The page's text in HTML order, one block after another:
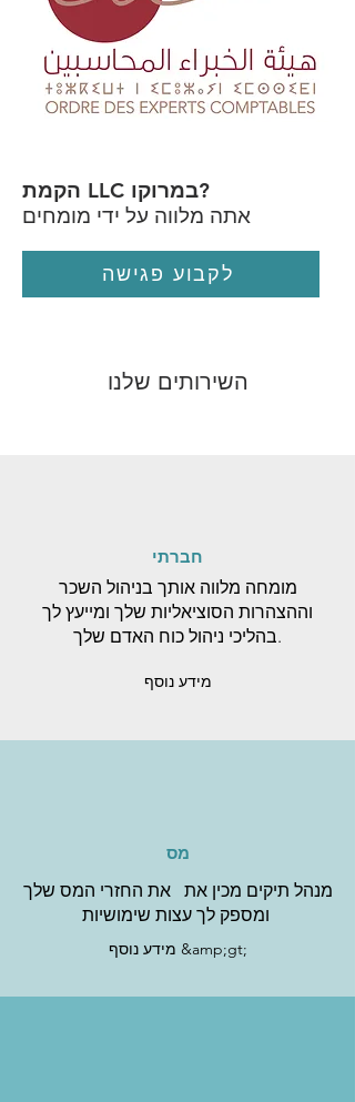
הקמת LLC במרוקו?
אתה מלווה על ידי מומחים
לקבוע פגישה
השירותים שלנו
חברתי
מומחה מלווה אותך בניהול השכר
וההצהרות הסוציאליות שלך ומייעץ לך
בהליכי ניהול כוח האדם שלך.
מידע נוסף
מס
מנהל תיקים מכין את את החזרי המס שלך
מידע נוסף &amp;gt;